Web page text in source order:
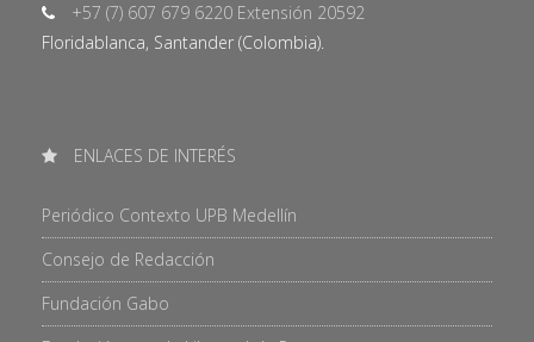
+57 (7) 607 679 6220 Extensión 20592
Floridablanca, Santander (Colombia).
ENLACES DE INTERÉS
Periódico Contexto UPB Medellín
Consejo de Redacción
Fundación Gabo